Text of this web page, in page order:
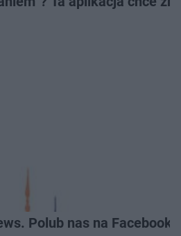
Polub nas na